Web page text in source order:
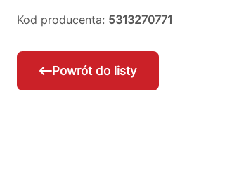
Kod producenta: 5313270771
Powrót do listy